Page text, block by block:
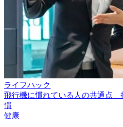
ライフハック
飛行機に慣れている人の共通点
慣
健康